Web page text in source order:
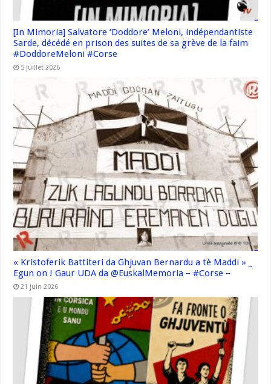
[In Mimoria] Salvatore ‘Doddore’ Meloni, indépendantiste
Sarde, décédé en prison des suites de sa grève de la faim
#DoddoreMeloni #Corse
5 juillet 2026
« Kristoferik Battiteri da Ghjuvan Bernardu a tè Maddi » _
Egun on ! Gaur UDA da @EuskalMemoria – #Corse –
21 juin 2026